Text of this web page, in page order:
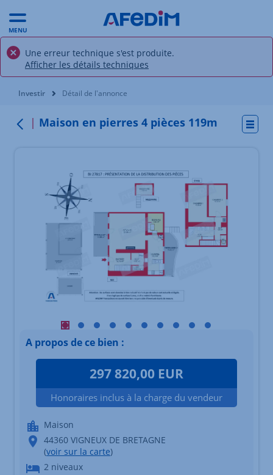
MENU
Une erreur technique s'est produite.
Afficher les détails techniques
Vous êtes ici:
Investir Détail de l'annonce
Maison en pierres 4 pièces 119m
Visuel principal mobile Afficher l'élément 1
Visuel principal mobile Afficher l'élément 2
Visuel principal mobile Afficher l'élément 3
Visuel principal mobile Afficher
Visuel principal mobile Afficher
Visuel principal mobile
Visuel principal mobile
Visuel principal mobile
Visuel principal
Visuel
Élément 1 sur 10
A propos de ce bien :
297 820,00 EUR
Honoraires inclus à la charge du vendeur
Maison
44360 VIGNEUX DE BRETAGNE
(voir sur la carte)
2 niveaux